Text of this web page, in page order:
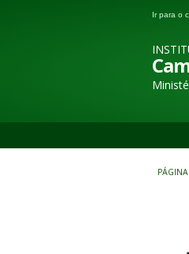
Ir para o